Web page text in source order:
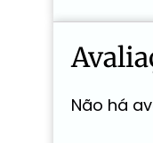
Não há